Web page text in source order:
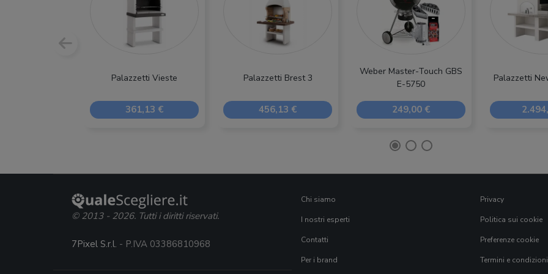
Palazzetti Vieste
361,13 €
Palazzetti Brest 3
456,13 €
Weber Master-Touch GBS
E-5750
249,00 €
Palazzetti
© 2013 - 2026. Tutti i diritti riservati.
7Pixel S.r.l. - P.IVA 03386810968
Chi siamo
I nostri esperti
Contatti
Per i brand
Privacy
Politica sui cookie
Preferenze cookie
Termini e